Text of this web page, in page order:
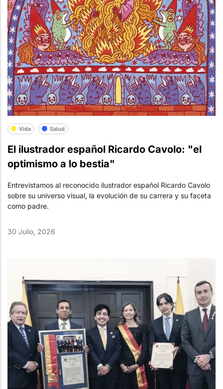
Vida Salud
El ilustrador español Ricardo Cavolo: "el
optimismo a lo bestia"
Entrevistamos al reconocido ilustrador español Ricardo Cavolo
sobre su universo visual, la evolución de su carrera y su faceta
como padre.
30 Julio, 2026